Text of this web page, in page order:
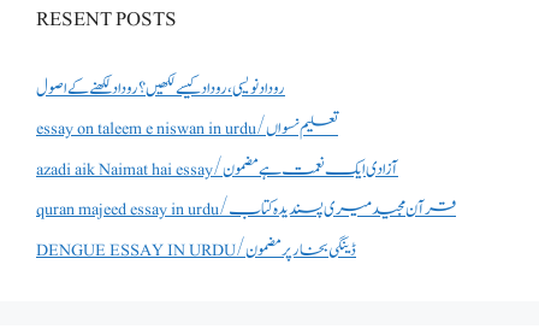
RESENT POSTS
روداد نویسی ،روداد کیسے لکھیں؟ روداد لکھنے کے اصول
essay on taleem e niswan in urdu/تعلیم نسواں
azadi aik Naimat hai essay/آزادی ایک نعمت ہے مضمون
quran majeed essay in urdu/قرآن مجید میری پسندیدہ کتاب
DENGUE ESSAY IN URDU/ڈینگی بخار پر مضمون